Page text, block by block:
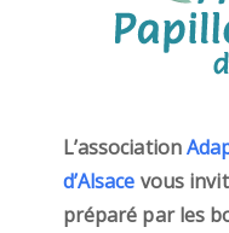
L’association
d’Alsace vous
préparé par les